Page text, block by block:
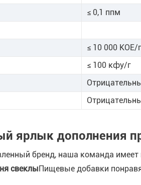
≤ 0,1 ппм
≤ 10 000 КОЕ/г
≤ 100 кфу/г
ярлык дополнения
бренд, наша команда
свеклыПищевые добавки